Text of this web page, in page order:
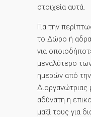
στοιχεία αυτά.
Για την
το Δώρο ή
για
μεγαλύτερο
ημερών από την
Διοργανώτριας
αδύνατη η
μαζί τους για